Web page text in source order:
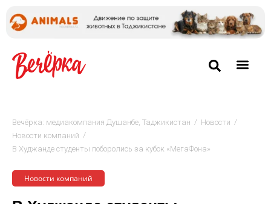
Вечёрка: медиакомпания Душанбе, Таджикистан / Новости /
Новости компаний /
В Худжанде студенты поборолись за кубок «МегаФона»
Новости компаний